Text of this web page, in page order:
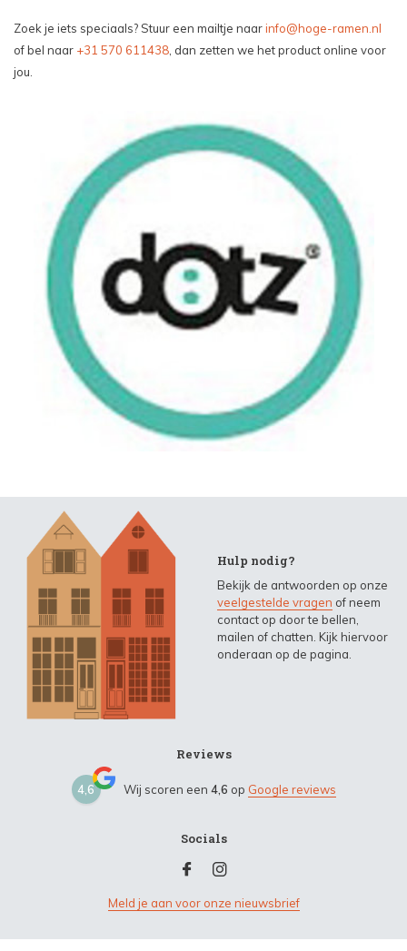
Zoek je iets speciaals? Stuur een mailtje naarinfo@hoge-ramen.nl
of bel naar +31 570 611438 , dan zetten we het product online voor
jou.
Hulp nodig?
Bekijk de antwoorden op onze
veelgestelde vragen of neem
contact op door te bellen,
mailen of chatten. Kijk hiervoor
onderaan op de pagina.
Reviews
4,6 Wij scoren een 4,6 op Google reviews
Socials
Meld je aan voor onze nieuwsbrief